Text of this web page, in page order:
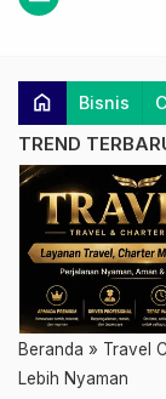
home Bisnis
TREND
Beranda » Travel
Lebih Nyaman